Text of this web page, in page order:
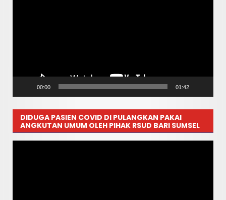
00:00 01:42
DIDUGA PASIEN COVID DI PULANGKAN PAKAI
ANGKUTAN UMUM OLEH PIHAK RSUD BARI SUMSEL